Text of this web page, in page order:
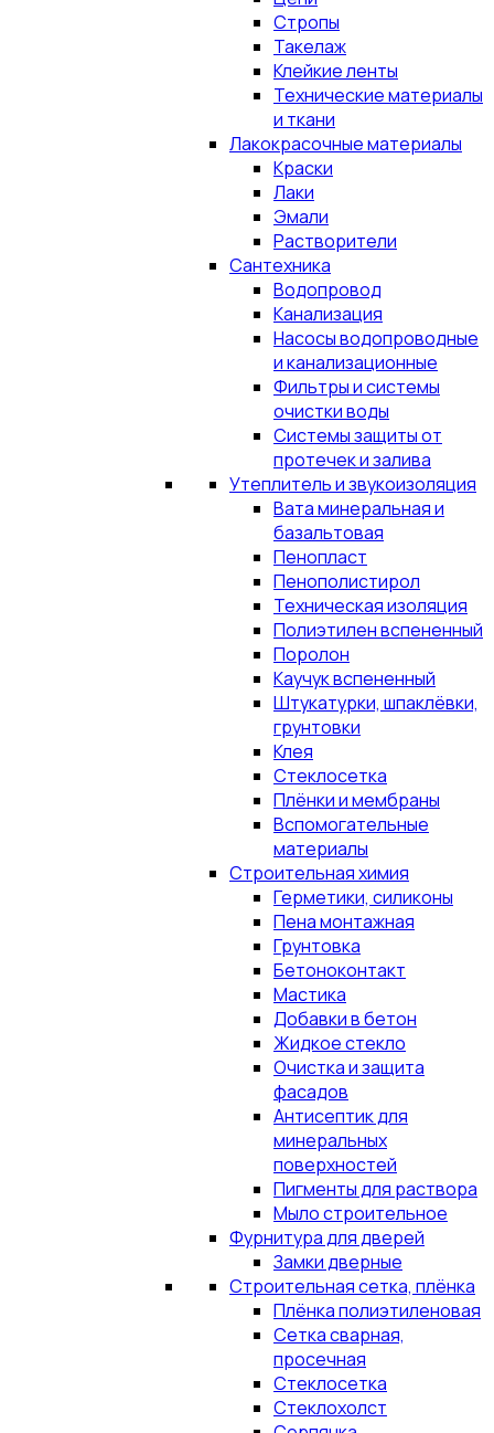
Стропы
Такелаж
Клейкие ленты
Технические материалы
и ткани
Лакокрасочные материалы
Краски
Лаки
Эмали
Растворители
Сантехника
Водопровод
Канализация
Насосы водопроводные
и канализационные
Фильтры и системы
очистки воды
Системы защиты от
протечек и залива
Утеплитель и звукоизоляция
Вата минеральная и
базальтовая
Пенопласт
Пенополистирол
Техническая изоляция
Полиэтилен вспененный
Поролон
Каучук вспененный
Штукатурки, шпаклёвки,
грунтовки
Клея
Стеклосетка
Плёнки и мембраны
Вспомогательные
материалы
Строительная химия
Герметики, силиконы
Пена монтажная
Грунтовка
Бетоноконтакт
Мастика
Добавки в бетон
Жидкое стекло
Очистка и защита
фасадов
Антисептик для
минеральных
поверхностей
Пигменты для раствора
Мыло строительное
Фурнитура для дверей
Замки дверные
Строительная сетка, плёнка
Плёнка полиэтиленовая
Сетка сварная,
просечная
Стеклосетка
Стеклохолст